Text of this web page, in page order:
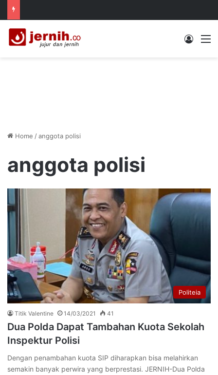
Log In
Home /anggota polisi
anggota polisi
Politeia
Titik Valentine 14/03/2021 41
Dua Polda Dapat Tambahan Kuota Sekolah
Inspektur Polisi
Dengan penambahan kuota SIP diharapkan bisa melahirkan
semakin banyak perwira yang berprestasi. JERNIH-Dua Polda